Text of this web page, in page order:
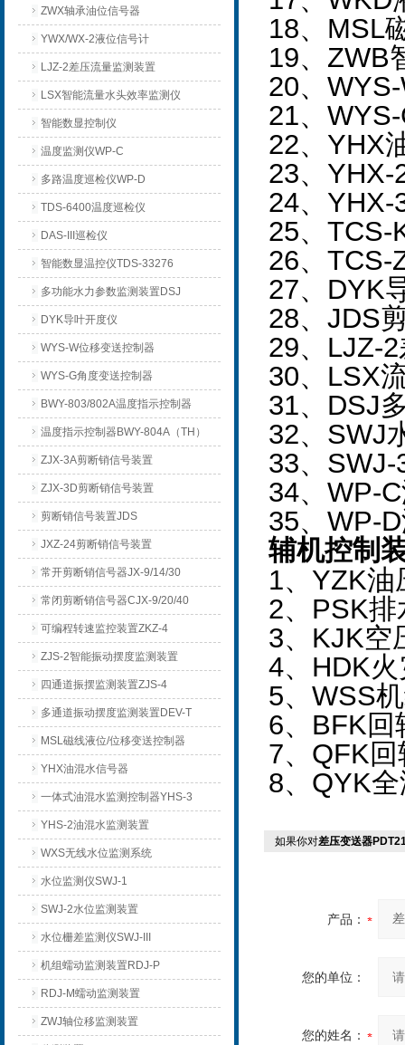
ZWX轴承油位信号器
YWX/WX-2液位信号计
LJZ-2差压流量监测装置
LSX智能流量水头效率监测仪
智能数显控制仪
温度监测仪WP-C
多路温度巡检仪WP-D
TDS-6400温度巡检仪
DAS-III巡检仪
智能数显温控仪TDS-33276
多功能水力参数监测装置DSJ
DYK导叶开度仪
WYS-W位移变送控制器
WYS-G角度变送控制器
BWY-803/802A温度指示控制器
温度指示控制器BWY-804A（TH）
ZJX-3A剪断销信号装置
ZJX-3D剪断销信号装置
剪断销信号装置JDS
JXZ-24剪断销信号装置
常开剪断销信号器JX-9/14/30
常闭剪断销信号器CJX-9/20/40
可编程转速监控装置ZKZ-4
ZJS-2智能振动摆度监测装置
四通道振摆监测装置ZJS-4
多通道振动摆度监测装置DEV-T
MSL磁线液位/位移变送控制器
YHX油混水信号器
一体式油混水监测控制器YHS-3
YHS-2油混水监测装置
WXS无线水位监测系统
水位监测仪SWJ-1
SWJ-2水位监测装置
水位栅差监测仪SWJ-III
机组蠕动监测装置RDJ-P
RDJ-M蠕动监测装置
ZWJ轴位移监测装置
18、MSL
19、ZWB
20、
21、
22、YHX
23、
24、
25、TCS-
26、TCS-
27、DYK
28、JDS
29、LJZ-
30、LSX
31、DSJ
32、SWJ
33、
34、WP-
35、WP-
辅机控制
1、YZK
2、PSK
3、KJK空
4、HDK
5、WSS
6、BFK回
7、QFK
8、QYK
如果你对差压变送器
产品：
您的单位：
您的姓名：